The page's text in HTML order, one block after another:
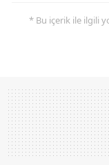
* Bu içerik ile ilgili